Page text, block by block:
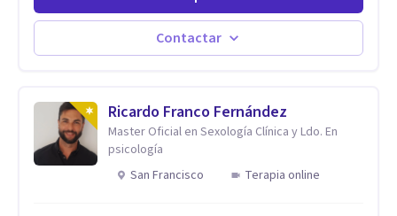
grave, pero podría ayudar. Si estás en adicciones y tu
intención es hacer algo con lo que te está pasando. No dudes
en comunicarte a fin de comenzar a resolver la situación que
Contactar
Ricardo Franco Fernández
Master Oficial en Sexología Clínica y Ldo. En
psicología
San Francisco
Terapia online